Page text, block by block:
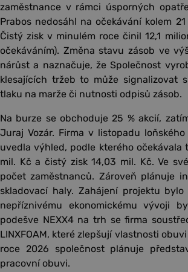
zaměstnance v rámci úsporných
Prabos nedosáhl na očekávání kolem
Čistý zisk v minulém roce činil 12,1
očekáváním). Změna stavu zásob ve
nárůst a naznačuje, že Společnost
klesajících tržeb to může signalizovat
tlaku na marže či nutnosti odpisů zásob.
Na burze se obchoduje 25 % akcií,
Juraj Vozár. Firma v listopadu
uvedla výhled, podle kterého očekávala
mil. Kč a čistý zisk 14,03 mil. Kč. Ve
počet zaměstnanců. Zároveň plánuje
skladovací haly. Zahájení projektu
nepříznivému ekonomickému vývoji
podešve NEXX4 na trh se firma
LINXFOAM, které zlepšují vlastnosti
roce 2026 společnost plánuje
pracovní obuvi.